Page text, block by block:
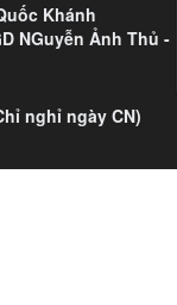
Khánh
NGuyễn Ảnh Thủ -
nghỉ ngày CN)